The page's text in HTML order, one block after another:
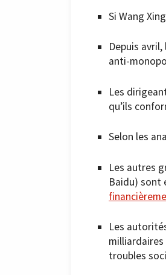
Si Wang
Depuis
anti-
Les
qu’ils
Selon les
Les autres
Baidu) sont
Les
milliardaires
troubles